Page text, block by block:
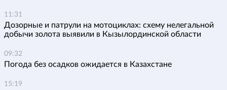
11:31
Дозорные и патрули на мотоциклах: схему нелегальной
добычи золота выявили в Кызылординской области
09:32
Погода без осадков ожидается в Казахстане
15:19